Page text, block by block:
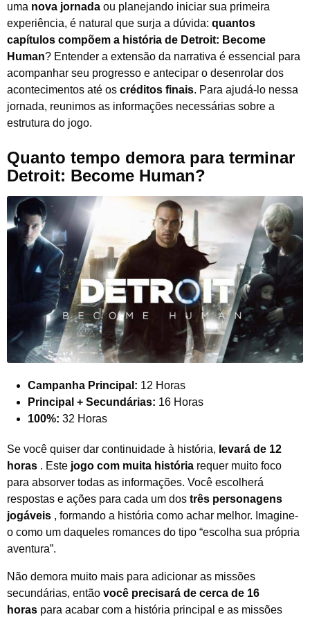
uma nova jornada ou planejando iniciar sua primeira
experiência, é natural que surja a dúvida: quantos
capítulos compõem a história de Detroit: Become
Human? Entender a extensão da narrativa é essencial para
acompanhar seu progresso e antecipar o desenrolar dos
acontecimentos até os créditos finais. Para ajudá-lo nessa
jornada, reunimos as informações necessárias sobre a
estrutura do jogo.
Quanto tempo demora para terminar
Detroit: Become Human?
Campanha Principal: 12 Horas
Principal + Secundárias: 16 Horas
100%: 32 Horas
Se você quiser dar continuidade à história, levará de 12
horas . Este jogo com muita história requer muito foco
para absorver todas as informações. Você escolherá
respostas e ações para cada um dos três personagens
jogáveis , formando a história como achar melhor. Imagine-
o como um daqueles romances do tipo “escolha sua própria
aventura”.
Não demora muito mais para adicionar as missões
secundárias, então você precisará de cerca de 16
horas para acabar com a história principal e as missões